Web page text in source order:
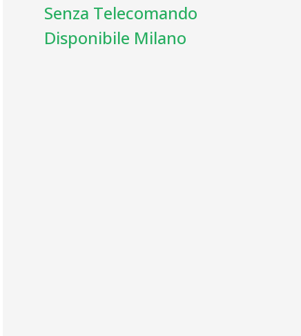
Senza Telecomando
Disponibile Milano